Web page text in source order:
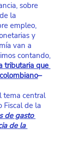
sobre
la
empleo,
y
van a
contando,
tributaria que
–
tema central
Fiscal de la
de gasto
de la